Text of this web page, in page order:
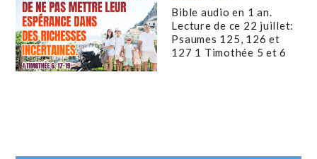
Bible audio en 1 an.
Lecture de ce 22 juillet:
Psaumes 125, 126 et
127 1 Timothée 5 et 6